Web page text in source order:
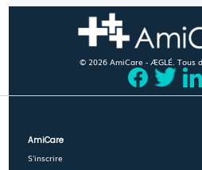
© 2026 AmiCare - ÆGLÉ. Tous
AmiCare
S'inscrire